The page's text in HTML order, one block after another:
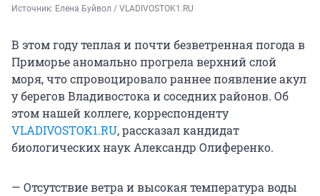
Источник: Елена Буйвол / VLADIVOSTOK1.RU
В этом году теплая и почти безветренная погода в
Приморье аномально прогрела верхний слой
моря, что спровоцировало раннее появление акул
у берегов Владивостока и соседних районов. Об
этом нашей коллеге, корреспонденту
VLADIVOSTOK1.RU, рассказал кандидат
биологических наук Александр Олиференко.
— Отсутствие ветра и высокая температура воды